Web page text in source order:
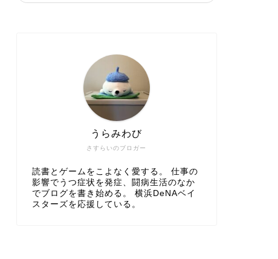
さすらいのブロガー
うらみわび
読書とゲームをこよなく愛する。 仕事の
影響でうつ症状を発症、闘病生活のなか
でブログを書き始める。 横浜DeNAベイ
スターズを応援している。